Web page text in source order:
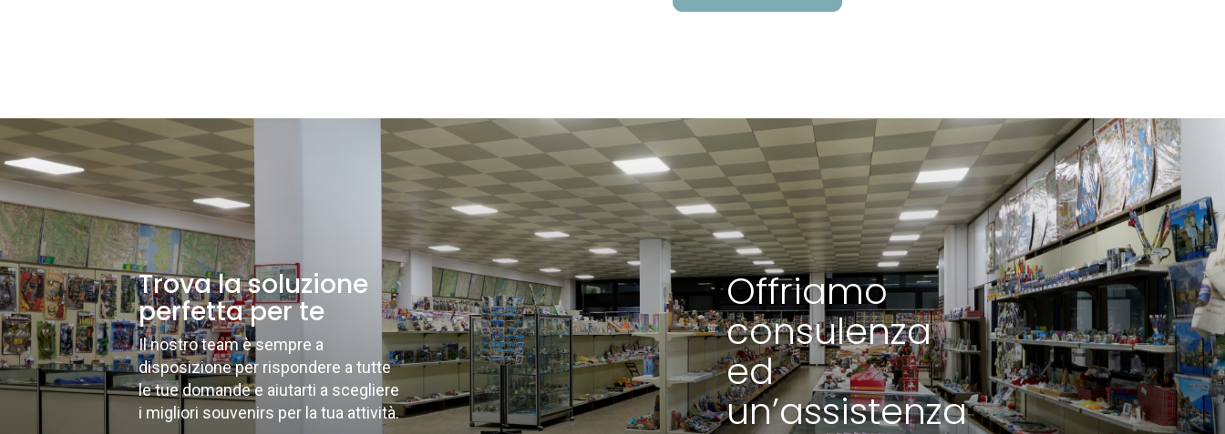
Trova la soluzione
perfetta per te
Il nostro team è sempre a
disposizione per rispondere a tutte
le tue domande e aiutarti a scegliere
i migliori souvenirs per la tua attività.
Offriamo
consulenza
ed
un’assistenza